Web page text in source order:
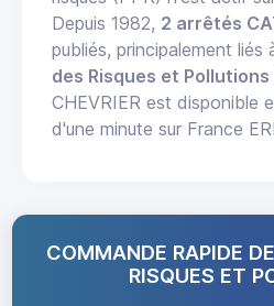
Depuis 1982, 2 arrêtés
publiés, principalement liés
des Risques et Pollutions
CHEVRIER est disponible
d'une minute sur France
COMMANDE RAPIDE
RISQUES ET